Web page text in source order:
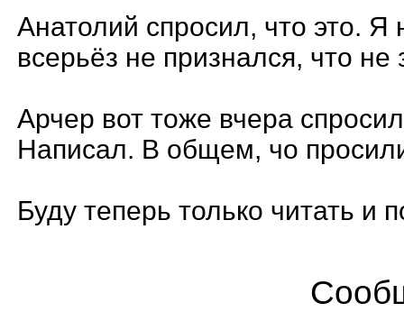
Анатолий спросил, что это. Я
всерьёз не признался, что не
Арчер вот тоже вчера
Написал. В общем, чо
Буду теперь только читать и